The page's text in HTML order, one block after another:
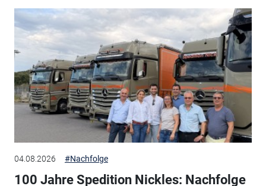
04.08.2026 #Nachfolge
100 Jahre Spedition Nickles: Nachfolge